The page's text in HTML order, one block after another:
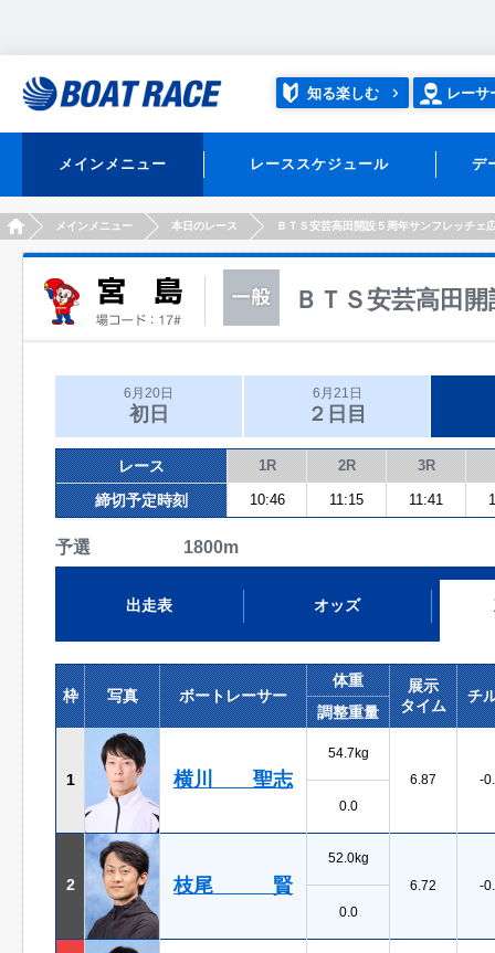
知る楽しむ レーサ
メインメニュー レーススケジュール デ
HOMEメインメニュー 本日のレース ＢＴＳ安芸高田開設５周年サンフレッチェ
ＢＴＳ安芸高田
6月20日
初日
6月21日
２日目
レース 1R 2R 3R
締切予定時刻 10:46 11:15 11:41
予選 1800m
出走表 オッズ
枠 写真 ボートレーサー
体重
展示
タイム
チ
調整重量
1 横川 聖志
54.7kg
6.87
-
0.0
2 枝尾 賢
52.0kg
6.72
-
0.0